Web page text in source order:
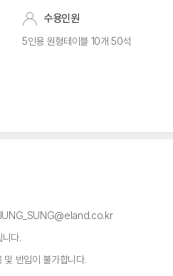
수용인원
5인용 원형테이블 10개 50석
다.
반입이 불가합니다.